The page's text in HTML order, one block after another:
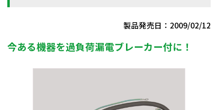
製品発売日：2009/02/12
今ある機器を過負荷漏電ブレーカー付に！